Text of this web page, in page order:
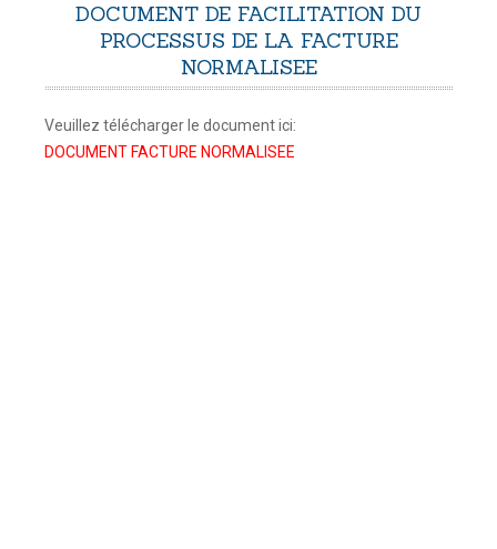
ACTUALITES
Toute l'actualité!
Toute la Documentation
DOCUMENT DE FACILITATION DU
PROCESSUS DE LA FACTURE
NORMALISEE
Veuillez télécharger le document ici:
DOCUMENT FACTURE NORMALISEE